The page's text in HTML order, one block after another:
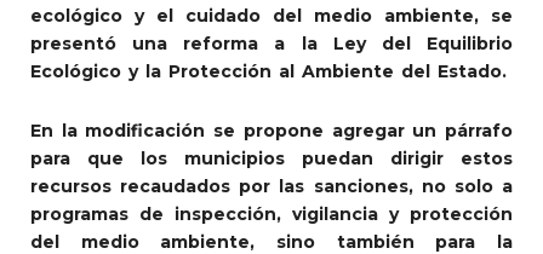
ecológico y el cuidado del medio ambiente, se
presentó una reforma a la Ley del Equilibrio
Ecológico y la Protección al Ambiente del Estado.
En la modificación se propone agregar un párrafo
para que los municipios puedan dirigir estos
recursos recaudados por las sanciones, no solo a
programas de inspección, vigilancia y protección
del medio ambiente, sino también para la